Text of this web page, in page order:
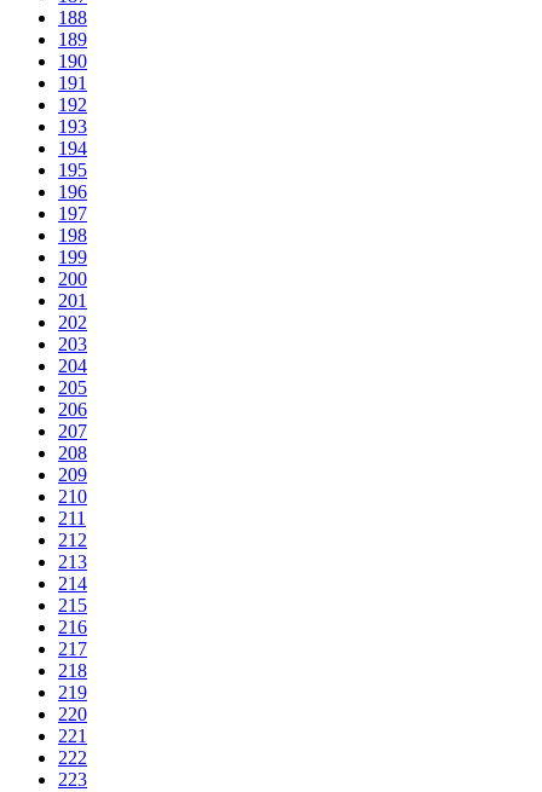
188
189
190
191
192
193
194
195
196
197
198
199
200
201
202
203
204
205
206
207
208
209
210
211
212
213
214
215
216
217
218
219
220
221
222
223